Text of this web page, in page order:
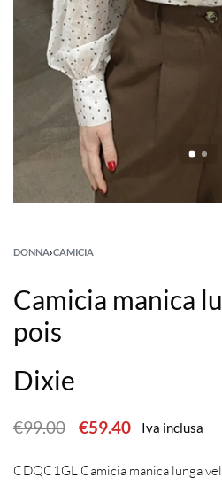
DONNA›CAMICIA
Camicia manica
pois
Dixie
€99.00 €59.40 Iva inclusa
CDQC1GL Camicia manica lunga